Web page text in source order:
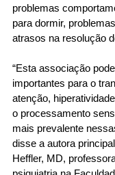
problemas
para dormir,
atrasos na resolução
“Esta associação
importantes para o
atenção,
o processamento
mais prevalente
disse a autora
Heffler, MD,